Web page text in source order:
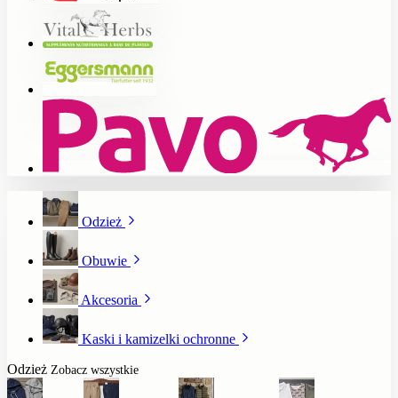
Odzież
Obuwie
Akcesoria
Kaski i kamizelki ochronne
Odzież Zobacz wszystkie